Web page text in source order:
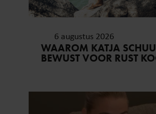
6 augustus 2026
WAAROM KATJA
BEWUST VOOR RUST